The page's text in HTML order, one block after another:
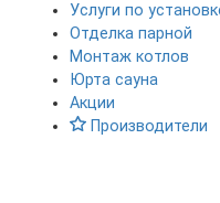
Услуги по
Отделка парной
Монтаж котлов
Юрта сауна
Акции
Производители